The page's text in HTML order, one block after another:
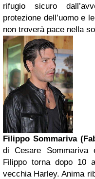
rifugio sicuro
protezione dell’uomo e
non troverà pace nella
Filippo Sommariva
di Cesare
Filippo torna dopo 10
vecchia Harley. Anima